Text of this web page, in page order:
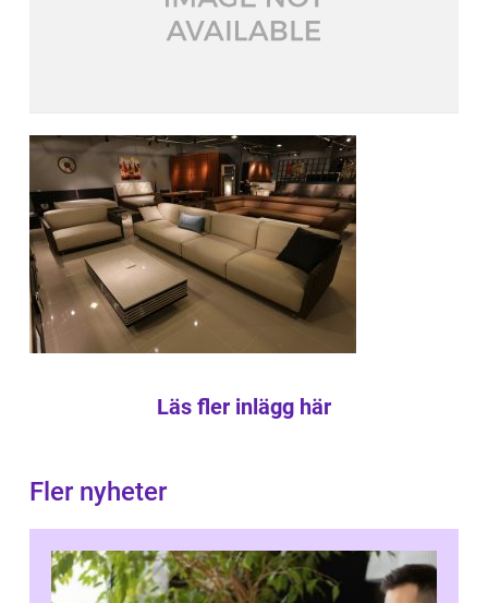
Läs fler inlägg här
Fler nyheter